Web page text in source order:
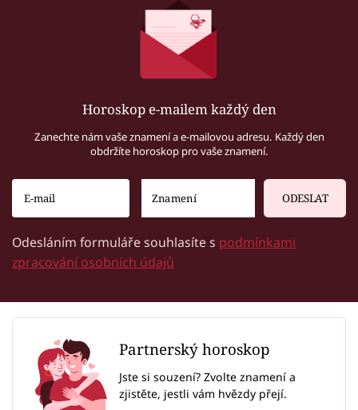
Horoskop e-mailem každý den
Zanechte nám vaše znamení a e-mailovou adresu. Každý den
obdržíte horoskop pro vaše znamení.
ODESLAT
Odesláním formuláře souhlasíte s podmínkami
zpracování osobních údajů
Partnerský horoskop
Jste si souzení? Zvolte znamení a
zjistěte, jestli vám hvězdy přejí.